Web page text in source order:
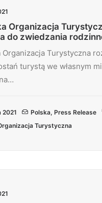
Organizacja
do zwiedzania
Organizacja Turystyczna
turystą we własnym
2021 Polska, Press Release
Turystyczna